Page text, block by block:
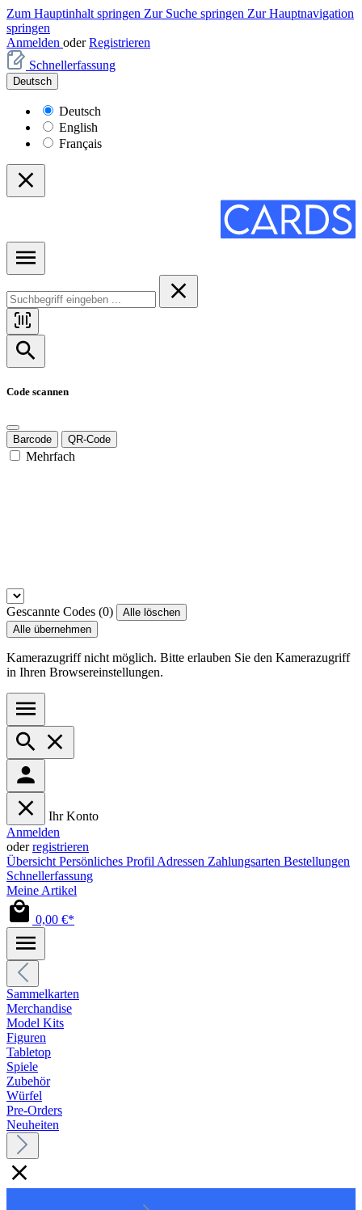
Zum Hauptinhalt springen Zur Suche springen Zur Hauptnavigation
springen
Anmelden oder Registrieren
Schnellerfassung
Deutsch
Deutsch
English
Français
Code scannen
Barcode QR-Code
Mehrfach
Gescannte Codes (0)
Alle löschen
Alle übernehmen
Kamerazugriff nicht möglich. Bitte erlauben Sie den Kamerazugriff
in Ihren Browsereinstellungen.
Ihr Konto
Anmelden
oderregistrieren
Übersicht Persönliches Profil Adressen Zahlungsarten Bestellungen
Schnellerfassung
Meine Artikel
0,00 €*
Sammelkarten
Merchandise
Model Kits
Figuren
Tabletop
Spiele
Zubehör
Würfel
Pre-Orders
Neuheiten